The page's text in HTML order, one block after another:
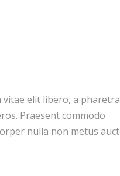
vitae elit libero, a pharetra
Praesent commodo
nulla non metus